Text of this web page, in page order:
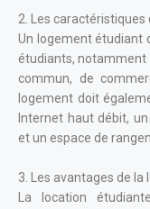
2. Les
Un logement étudiant
étudiants, notamment
commun, de
logement doit
Internet haut débit,
et un espace de
3. Les avantages de
La location